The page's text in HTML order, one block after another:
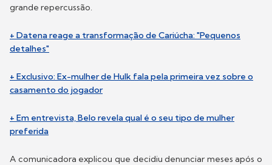
grande repercussão.
+ Datena reage a transformação de Cariúcha: "Pequenos
detalhes"
+ Exclusivo: Ex-mulher de Hulk fala pela primeira vez sobre o
casamento do jogador
+ Em entrevista, Belo revela qual é o seu tipo de mulher
preferida
A comunicadora explicou que decidiu denunciar meses após o